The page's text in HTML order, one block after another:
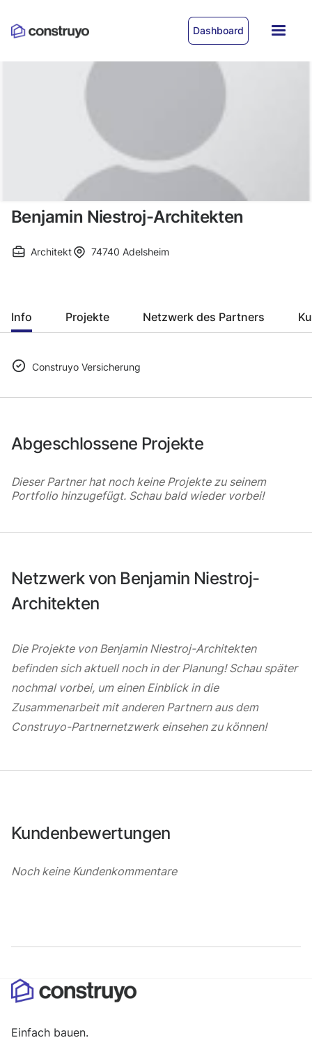
Dashboard
Benjamin Niestroj-Architekten
Architekt 74740 Adelsheim
Info Projekte Netzwerk des Partners
Construyo Versicherung
Abgeschlossene Projekte
Dieser Partner hat noch keine Projekte zu seinem
Portfolio hinzugefügt. Schau bald wieder vorbei!
Netzwerk von Benjamin Niestroj-
Architekten
Die Projekte von Benjamin Niestroj-Architekten
befinden sich aktuell noch in der Planung! Schau später
nochmal vorbei, um einen Einblick in die
Zusammenarbeit mit anderen Partnern aus dem
Construyo-Partnernetzwerk einsehen zu können!
Kundenbewertungen
Noch keine Kundenkommentare
Einfach bauen.